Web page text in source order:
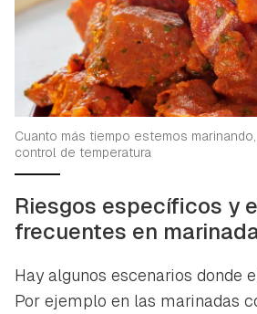
Cuanto más tiempo estemos
control de temperatura
Riesgos específicos y
frecuentes en
Hay algunos escenarios donde
Por ejemplo en las marinadas